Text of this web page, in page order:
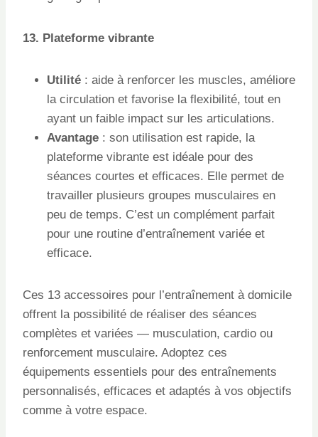
13. Plateforme vibrante
Utilité : aide à renforcer les muscles, améliore
la circulation et favorise la flexibilité, tout en
ayant un faible impact sur les articulations.
Avantage : son utilisation est rapide, la
plateforme vibrante est idéale pour des
séances courtes et efficaces. Elle permet de
travailler plusieurs groupes musculaires en
peu de temps. C’est un complément parfait
pour une routine d’entraînement variée et
efficace.
Ces 13 accessoires pour l’entraînement à domicile
offrent la possibilité de réaliser des séances
complètes et variées — musculation, cardio ou
renforcement musculaire. Adoptez ces
équipements essentiels pour des entraînements
personnalisés, efficaces et adaptés à vos objectifs
comme à votre espace.